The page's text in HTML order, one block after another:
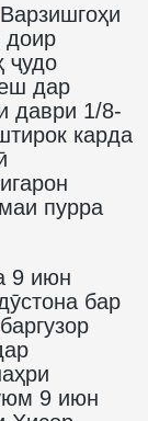
доир
ҷудо
дар
даври 1/8-
карда
пурра
9 июн
бар
9 июн